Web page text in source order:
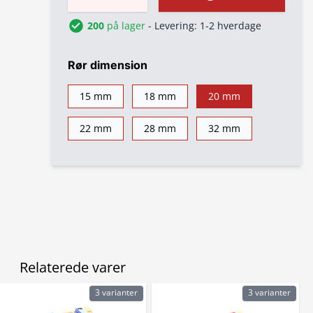
200 på lager - Levering: 1-2 hverdage
Rør dimension
15 mm 18 mm 20 mm
22 mm 28 mm 32 mm
Relaterede varer
3 varianter 3 varianter